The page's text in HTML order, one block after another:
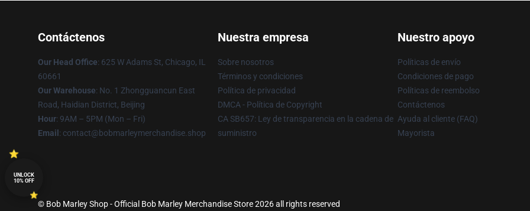
Contáctenos
Our Head Office: 625 W Adams St, Chicago, IL
60661
Our Warehouse: No. 1 Zhongguancun East
Road, Haidian District, Beijing
Hour: 9AM – 5PM (Mon – Fri)
Email : contact@bobmarleymerchandise.shop
Nuestra empresa
Sobre nosotros
Términos y condiciones
Política de privacidad
DMCA - Política de Copyright
CA SB657: Ley de transparencia en la cadena de
suministro
Nuestro apoyo
Políticas de envío
Condiciones de pago
Políticas de reembolso
Contáctenos
Ayuda al cliente (FAQ)
Mayorista
© Bob Marley Shop - Official Bob Marley Merchandise Store 2026 all rights reserved
UNLOCK
10% OFF